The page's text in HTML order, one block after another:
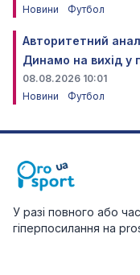
Новини
Футбол
Авторитетний
Динамо на вихід у
08.08.2026 10:01
Новини
Футбол
У разі повного або
гіперпосилання на